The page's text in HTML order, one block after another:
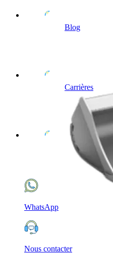
Blog
Carrières
WhatsApp
Nous contacter